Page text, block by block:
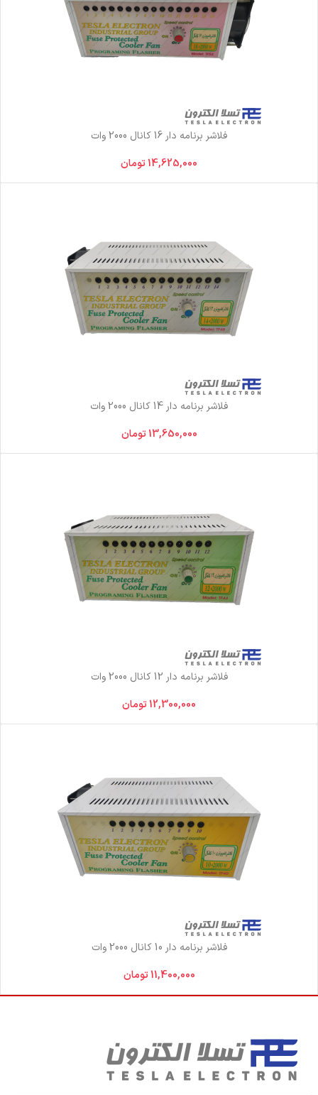
فلاشر برنامه دار 16 کانال 2000 وات
14,625,000تومان
فلاشر برنامه دار 14 کانال 2000 وات
13,650,000تومان
فلاشر برنامه دار 12 کانال 2000 وات
12,300,000تومان
فلاشر برنامه دار 10 کانال 2000 وات
11,400,000تومان